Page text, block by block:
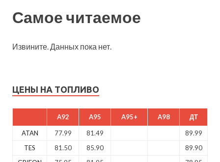
Самое читаемое
Извините. Данных пока нет.
ЦЕНЫ НА ТОПЛИВО
A92 A95 A95+ A98 ДТ
ATAN 77.99 81.49
89.99
TES
81.50 85.90
89.90